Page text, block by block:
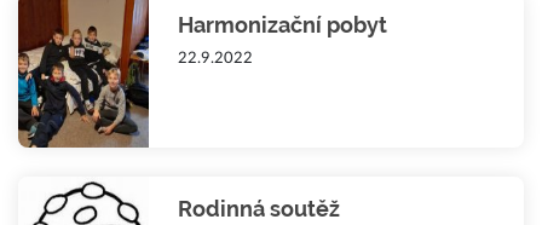
Harmonizační pobyt
22.9.2022
Rodinná soutěž